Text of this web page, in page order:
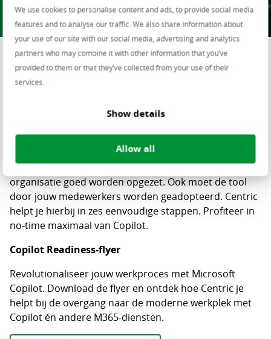
We use cookies to personalise content and ads, to provide social media
features and to analyse our traffic. We also share information about
your use of our site with our social media, advertising and analytics
partners who may combine it with other information that you’ve
provided to them or that they’ve collected from your use of their
services.
Show details
Allow all
IT-professionals voor
implementatie en adoptie
efficiënter en creatiever werken. Om optimaal van deze
tool te profiteren, moet de technische inrichting,
inclusief governance, compliance en security, van jouw
organisatie goed worden opgezet. Ook moet de tool
door jouw medewerkers worden geadopteerd. Centric
helpt je hierbij in zes eenvoudige stappen. Profiteer in
no-time maximaal van Copilot.
Copilot Readiness-flyer
Revolutionaliseer jouw werkproces met Microsoft
Copilot. Download de flyer en ontdek hoe Centric je
helpt bij de overgang naar de moderne werkplek met
Copilot én andere M365-diensten.